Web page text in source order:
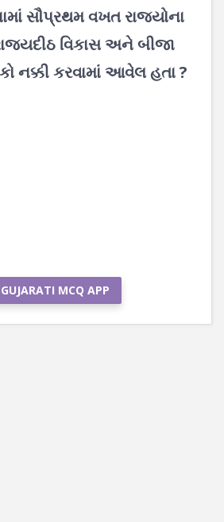
સૌપ્રથમ વખત રાજ્યોના
વિકાસ અને બીજા
નક્કી કરવામાં આવેલ હતા ?
MCQ APP